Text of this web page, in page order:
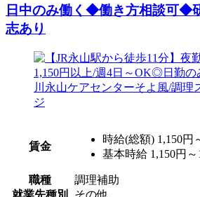
日中のみ働く◆働き方相談可◆
志あり
賃金
時給(総額) 1,150円
基本時給 1,150円～
職種
調理補助
就業先種別
その他